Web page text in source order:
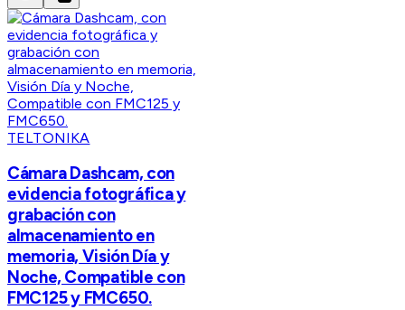
TELTONIKA
Cámara Dashcam, con
evidencia fotográfica y
grabación con
almacenamiento en
memoria, Visión Día y
Noche, Compatible con
FMC125 y FMC650.